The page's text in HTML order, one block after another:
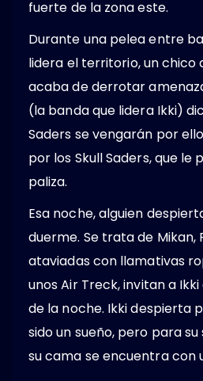
fuerte de la zona este.
Durante una pelea entre
lidera el territorio, un chico
acaba de derrotar
(la banda que lidera Ikki)
Saders se vengarán por
por los Skull Saders, que
paliza.
Esa noche, alguien
duerme. Se trata de Mikan,
ataviadas con llamativas
unos Air Treck, invitan a
de la noche. Ikki despierta
sido un sueño, pero para
su cama se encuentra con